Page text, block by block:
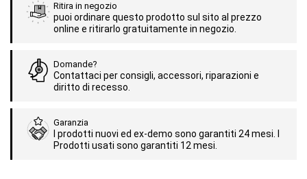
Ritira in negozio
puoi ordinare questo prodotto sul sito al prezzo
online e ritirarlo gratuitamente in negozio.
Domande?
Contattaci per consigli, accessori, riparazioni e
diritto di recesso.
Garanzia
I prodotti nuovi ed ex-demo sono garantiti 24 mesi. I
Prodotti usati sono garantiti 12 mesi.